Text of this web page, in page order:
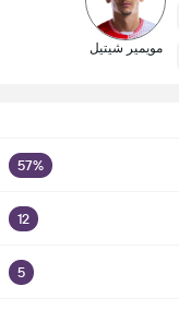
مويمير شيتيل
57%
12
5